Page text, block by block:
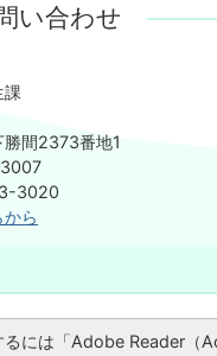
い合わせ
間2373番地1
3020
ら
るには「Adobe Reader（